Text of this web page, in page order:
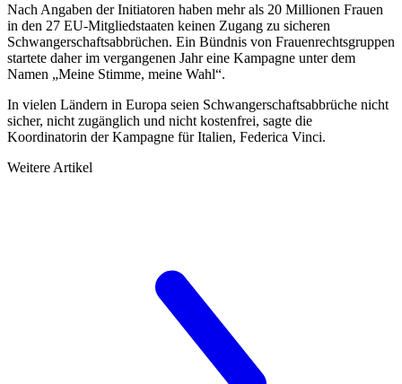
Nach Angaben der Initiatoren haben mehr als 20 Millionen Frauen
in den 27 EU-Mitgliedstaaten keinen Zugang zu sicheren
Schwangerschaftsabbrüchen. Ein Bündnis von Frauenrechtsgruppen
startete daher im vergangenen Jahr eine Kampagne unter dem
Namen „Meine Stimme, meine Wahl“.
In vielen Ländern in Europa seien Schwangerschaftsabbrüche nicht
sicher, nicht zugänglich und nicht kostenfrei, sagte die
Koordinatorin der Kampagne für Italien, Federica Vinci.
Weitere Artikel